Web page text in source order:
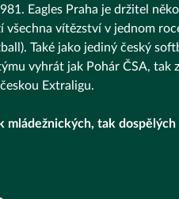
Eagles Praha je držitel
vítězství v jednom
Také jako jediný český
vyhrát jak Pohár ČSA, tak
Extraligu.
mládežnických, tak